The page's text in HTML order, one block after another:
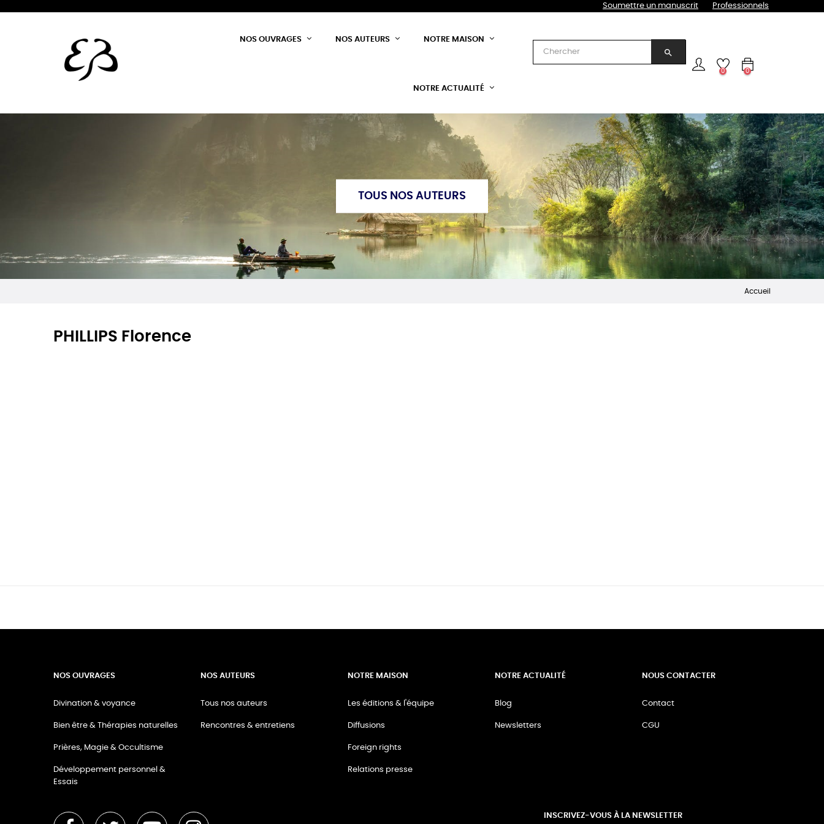
Soumettre un manuscrit Professionnels
NOS OUVRAGES NOS AUTEURS NOTRE MAISON
NOTRE ACTUALITÉ
search
0 0
TOUS NOS AUTEURS
Accueil
PHILLIPS Florence
NOS OUVRAGES
Divination & voyance
Bien être & Thérapies naturelles
Prières, Magie & Occultisme
Développement personnel &
Essais
NOS AUTEURS
Tous nos auteurs
Rencontres & entretiens
NOTRE MAISON
Les éditions & l'équipe
Diffusions
Foreign rights
Relations presse
NOTRE ACTUALITÉ
Blog
Newsletters
NOUS CONTACTER
Contact
CGU
INSCRIVEZ-VOUS À LA NEWSLETTER